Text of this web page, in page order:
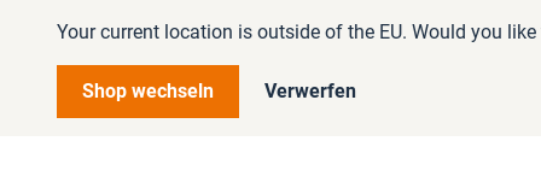
Your current location is outside of the EU. Would you
Shop wechseln Verwerfen